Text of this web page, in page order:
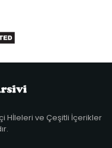
Hİleleri ve Çeşitli İçerikler